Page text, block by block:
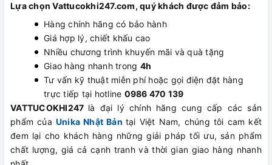
Lựa chọn Vattucokhi247.com, quý khách được đảm bảo:
Hàng chính hãng có bảo hành
Giá hợp lý, chiết khấu cao
Nhiều chương trình khuyến mãi và quà tặng
Giao hàng nhanh trong 4h
Tư vấn kỹ thuật miễn phí hoặc gọi điện đặt hàng
trực tiếp tại hotline 0986 470 139
VATTUCOKHI247 là đại lý chính hãng cung cấp các sản
phẩm của Unika Nhật Bản tại Việt Nam, chúng tôi cam kết
đem lại cho khách hàng những giải pháp tối ưu, sản phẩm
chất lượng, giá cả cạnh tranh và thời gian giao hàng nhanh